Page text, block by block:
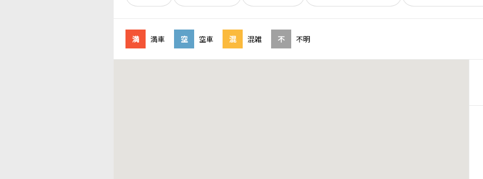
満 満車 空 空車 混 混雑 不 不明